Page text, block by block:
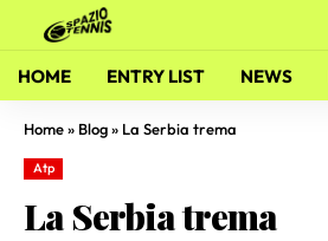
HOME ENTRY LIST NEWS
Home» Blog» La Serbia trema
Atp
La Serbia trema